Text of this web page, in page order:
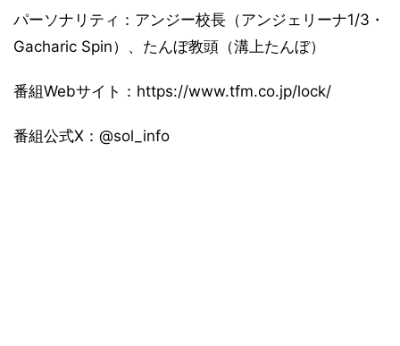
パーソナリティ：アンジー校長（アンジェリーナ1/3・
Gacharic Spin）、たんぼ教頭（溝上たんぼ）
番組Webサイト：https://www.tfm.co.jp/lock/
番組公式X：@sol_info